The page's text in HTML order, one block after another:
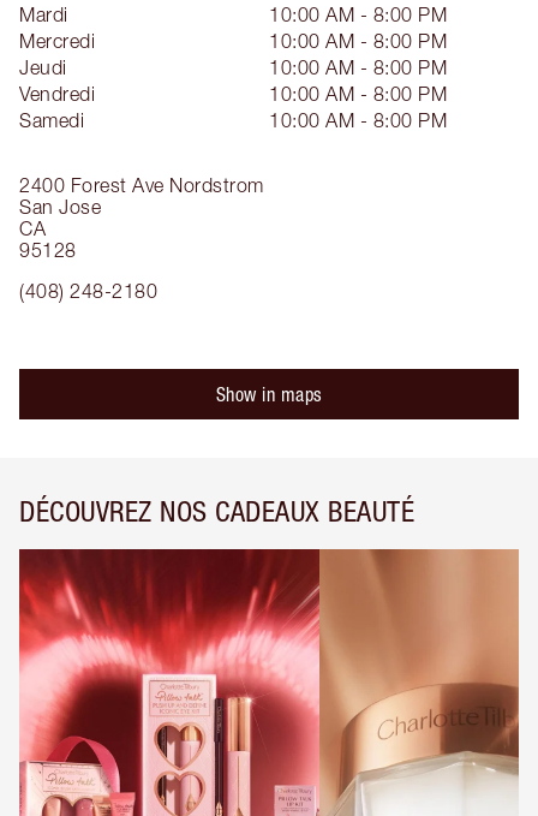
2400 Forest Ave Nordstrom
San Jose
CA
95128
(408) 248-2180
Mardi
10:00 AM - 8:00 PM
Mercredi
10:00 AM - 8:00 PM
Jeudi
10:00 AM - 8:00 PM
Vendredi
10:00 AM - 8:00 PM
Samedi
10:00 AM - 8:00 PM
Show in maps
DÉCOUVREZ NOS CADEAUX BEAUTÉ